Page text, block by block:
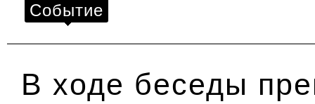
Событие
В ходе беседы